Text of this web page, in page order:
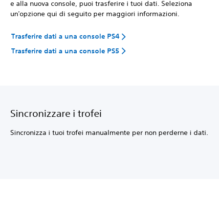
e alla nuova console, puoi trasferire i tuoi dati. Seleziona
un'opzione qui di seguito per maggiori informazioni.
Trasferire dati a una console PS4
Trasferire dati a una console PS5
Sincronizzare i trofei
Sincronizza i tuoi trofei manualmente per non perderne i dati.